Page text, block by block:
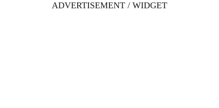
ADVERTISEMENT / WIDGET